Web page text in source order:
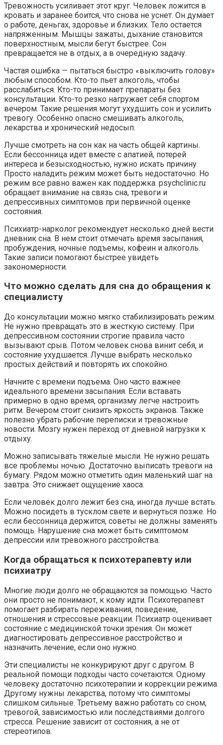
Тревожность усиливает этот круг. Человек ложится в
кровать и заранее боится, что снова не уснет. Он думает
о работе, деньгах, здоровье и близких. Тело остается
напряженным. Мышцы зажаты, дыхание становится
поверхностным, мысли бегут быстрее. Сон
превращается не в отдых, а в очередную задачу.
Частая ошибка — пытаться быстро «выключить голову»
любым способом. Кто-то пьет алкоголь, чтобы
расслабиться. Кто-то принимает препараты без
консультации. Кто-то резко нагружает себя спортом
вечером. Такие решения могут ухудшить сон и усилить
тревогу. Особенно опасно смешивать алкоголь,
лекарства и хронический недосып.
Лучше смотреть на сон как на часть общей картины.
Если бессонница идет вместе с апатией, потерей
интереса и безысходностью, нужно искать причину.
Просто наладить режим может быть недостаточно. Но
режим все равно важен как поддержка. psychclinic.ru
обращает внимание на связь сна, тревоги и
депрессивных симптомов при первичной оценке
состояния.
Психиатр-нарколог рекомендует несколько дней вести
дневник сна. В нем стоит отмечать время засыпания,
пробуждения, ночные подъемы, кофеин и алкоголь.
Такие записи помогают быстрее увидеть
закономерности.
Что можно сделать для сна до обращения к
специалисту
До консультации можно мягко стабилизировать режим.
Не нужно превращать это в жесткую систему. При
депрессивном состоянии строгие правила часто
вызывают срыв. Потом человек снова винит себя, и
состояние ухудшается. Лучше выбрать несколько
простых действий и повторять их спокойно.
Начните с времени подъема. Оно часто важнее
идеального времени засыпания. Если вставать
примерно в одно время, организму легче настроить
ритм. Вечером стоит снизить яркость экранов. Также
полезно убрать рабочие переписки и тревожные
новости. Мозгу нужен переход от дневной нагрузки к
отдыху.
Можно записывать тяжелые мысли. Не нужно решать
все проблемы ночью. Достаточно выписать тревоги на
бумагу. Рядом можно отметить один маленький шаг на
завтра. Это снижает ощущение хаоса.
Если человек долго лежит без сна, иногда лучше встать.
Можно посидеть в тусклом свете и вернуться позже. Но
если бессонница держится, советы не должны заменять
помощь. Нарушение сна может быть симптомом
депрессии или тревожного расстройства.
Когда обращаться к психотерапевту или
психиатру
Многие люди долго не обращаются за помощью. Часто
они просто не понимают, к кому идти. Психотерапевт
помогает разбирать переживания, поведение,
отношения и стрессовые реакции. Психиатр оценивает
состояние с медицинской точки зрения. Он может
диагностировать депрессивное расстройство и
назначить лечение, если оно нужно.
Эти специалисты не конкурируют друг с другом. В
реальной помощи подходы часто сочетаются. Одному
человеку достаточно психотерапии и коррекции режима.
Другому нужны лекарства, потому что симптомы
слишком сильные. Третьему важно работать со сном,
тревогой, зависимостью или последствиями долгого
стресса. Решение зависит от состояния, а не от
стереотипов.